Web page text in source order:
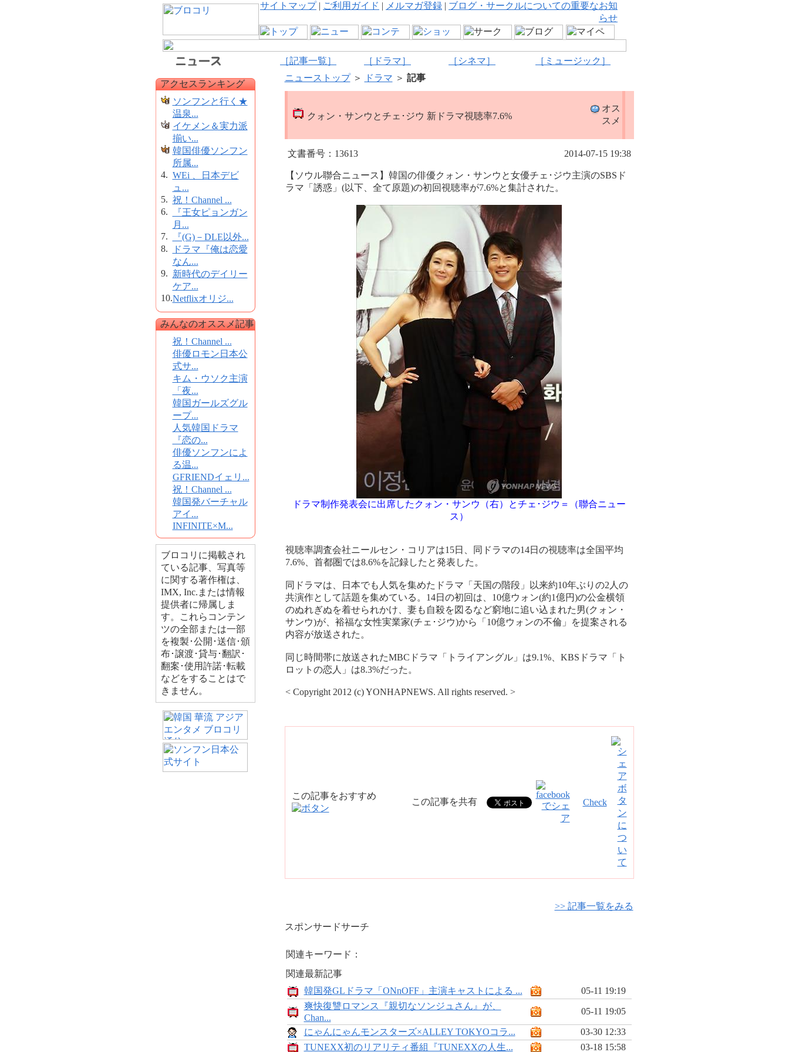
サイトマップ| ご利用ガイド | メルマガ登録 | ブログ・サークルについての重要なお知
らせ
［記事一覧］ ［ドラマ］ ［シネマ］ ［ミュージック］
アクセスランキング
ソンフンと行く★
温泉...
イケメン＆実力派
揃い...
韓国俳優ソンフン
所属...
4. WEi 、日本デビ
ュ...
5. 祝！Channel ...
6.
『王女ピョンガン
月...
7.
『(G)－DLE以外...
8.
ドラマ『俺は恋愛
なん...
9. 新時代のデイリー
ケア...
10.Netflixオリジ...
みんなのオススメ記事
祝！Channel ...
俳優ロモン日本公
式サ...
キム・ウソク主演
「夜...
韓国ガールズグル
ープ...
人気韓国ドラマ
『恋の...
俳優ソンフンによ
る温...
GFRIENDイェリ...
祝！Channel ...
韓国発バーチャル
アイ...
INFINITE×M...
ブロコリに掲載され
ている記事、写真等
に関する著作権は、
IMX, Inc.または情報
提供者に帰属しま
す。これらコンテン
ツの全部または一部
を複製･公開･送信･頒
布･譲渡･貸与･翻訳･
翻案･使用許諾･転載
などをすることはで
きません。
ニューストップ＞ ドラマ ＞ 記事
クォン・サンウとチェ･ジウ 新ドラマ視聴率7.6%
オス
スメ
文書番号：13613 2014-07-15 19:38
【ソウル聯合ニュース】韓国の俳優クォン・サンウと女優チェ･ジウ主演のSBSド
ラマ「誘惑」(以下、全て原題)の初回視聴率が7.6%と集計された。
ドラマ制作発表会に出席したクォン・サンウ（右）とチェ･ジウ＝（聯合ニュー
ス）
視聴率調査会社ニールセン・コリアは15日、同ドラマの14日の視聴率は全国平均
7.6%、首都圏では8.6%を記録したと発表した。
同ドラマは、日本でも人気を集めたドラマ「天国の階段」以来約10年ぶりの2人の
共演作として話題を集めている。14日の初回は、10億ウォン(約1億円)の公金横領
のぬれぎぬを着せられかけ、妻も自殺を図るなど窮地に追い込まれた男(クォン・
サンウ)が、裕福な女性実業家(チェ･ジウ)から「10億ウォンの不倫」を提案される
内容が放送された。
同じ時間帯に放送されたMBCドラマ「トライアングル」は9.1%、KBSドラマ「ト
ロットの恋人」は8.3%だった。
< Copyright 2012 (c) YONHAPNEWS. All rights reserved. >
この記事をおすすめ
この記事を共有 Check
>> 記事一覧をみる
スポンサードサーチ
関連キーワード：
関連最新記事
韓国発GLドラマ「ONnOFF」主演キャストによる ...
05-11 19:19
爽快復讐ロマンス『親切なソンジュさん』が、
Chan...
05-11 19:05
にゃんにゃんモンスターズ×ALLEY TOKYOコラ...
03-30 12:33
TUNEXX初のリアリティ番組『TUNEXXの人生...
03-18 15:58